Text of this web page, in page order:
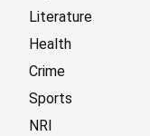
Literature
Health
Crime
Sports
NRI